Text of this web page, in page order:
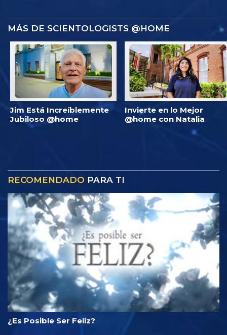
MÁS DE SCIENTOLOGISTS @HOME
Jim Está Increíblemente
Jubiloso @home
Invierte en lo Mejor
@home con Natalia
RECOMENDADO PARA TI
¿Es Posible Ser Feliz?